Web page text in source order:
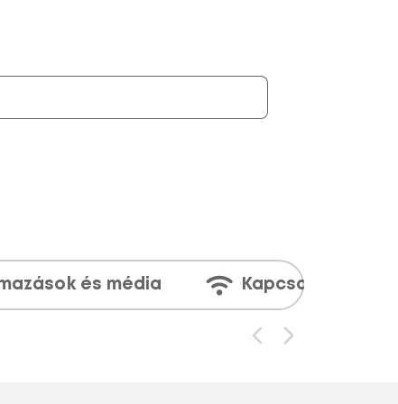
és média Kapcsolatok